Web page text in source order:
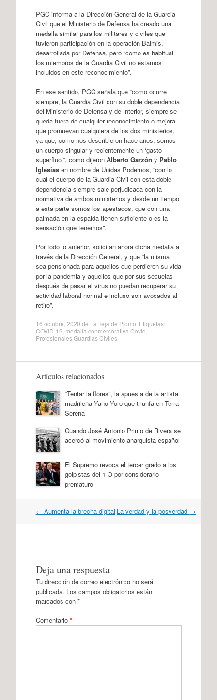
PGC informa a la Dirección General de la Guardia
Civil que el Ministerio de Defensa ha creado una
medalla similar para los militares y civiles que
tuvieron participación en la operación Balmis,
desarrollada por Defensa, pero “como es habitual
los miembros de la Guardia Civil no estamos
incluidos en este reconocimiento”.
En ese sentido, PGC señala que “como ocurre
siempre, la Guardia Civil con su doble dependencia
del Ministerio de Defensa y de Interior, siempre se
queda fuera de cualquier reconocimiento o mejora
que promuevan cualquiera de los dos ministerios,
ya que, como nos describieron hace años, somos
un cuerpo singular y recientemente un ‘gasto
superfluo’”, como dijeron Alberto Garzón y Pablo
Iglesiasen nombre de Unidas Podemos, “con lo
cual el cuerpo de la Guardia Civil con esta doble
dependencia siempre sale perjudicada con la
normativa de ambos ministerios y desde un tiempo
a esta parte somos los apestados, que con una
palmada en la espalda tienen suficiente o es la
sensación que tenemos”.
Por todo lo anterior, solicitan ahora dicha medalla a
través de la Dirección General, y que “la misma
sea pensionada para aquellos que perdieron su vida
por la pandemia y aquellos que por sus secuelas
después de pasar el virus no puedan recuperar su
actividad laboral normal e incluso son avocados al
retiro”.
16 octubre, 2020 de La Teja de Plomo . Etiquetas:
COVID-19 medalla conmemorativa Covid
Profesionales Guardias Civiles
Artículos relacionados
“Tentar la flores”, la apuesta de la artista
madrileña Yano Yoro que triunfa en Terra
Serena
Cuando José Antonio Primo de Rivera se
acercó al movimiento anarquista español
El Supremo revoca el tercer grado a los
golpistas del 1-O por considerarlo
prematuro
Navegación
← Aumenta la brecha digital La verdad y la posverdad →
Deja una respuesta
Tu dirección de correo electrónico no será
publicada. Los campos obligatorios están
marcados con *
Comentario *